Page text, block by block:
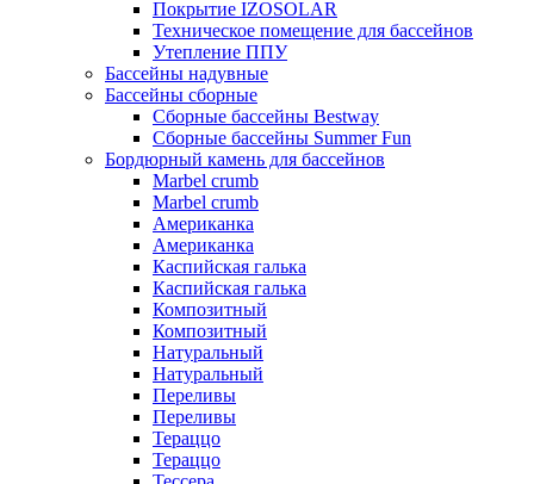
Покрытие IZOSOLAR
Техническое помещение для бассейнов
Утепление ППУ
Бассейны надувные
Бассейны сборные
Сборные бассейны Bestway
Сборные бассейны Summer Fun
Бордюрный камень для бассейнов
Marbel crumb
Marbel crumb
Американка
Американка
Каспийская галька
Каспийская галька
Композитный
Композитный
Натуральный
Натуральный
Переливы
Переливы
Тераццо
Тераццо